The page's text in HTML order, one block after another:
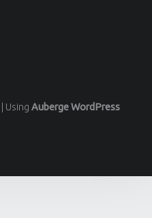
Using AubergeWordPress